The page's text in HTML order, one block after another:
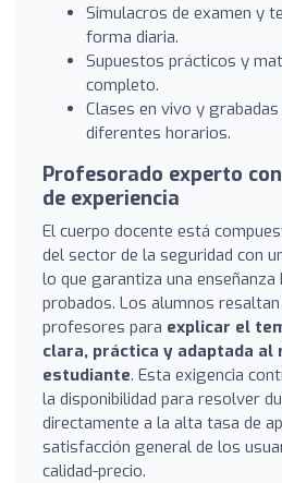
Simulacros de examen y
forma diaria.
Supuestos prácticos y
completo.
Clases en vivo y
diferentes horarios.
Profesorado experto
de experiencia
El cuerpo docente está
del sector de la seguridad con
lo que garantiza una
probados. Los alumnos
profesores para explicar el
clara, práctica y adaptada al
estudiante. Esta exigencia
la disponibilidad para resolver
directamente a la alta tasa de
satisfacción general de los
calidad-precio.